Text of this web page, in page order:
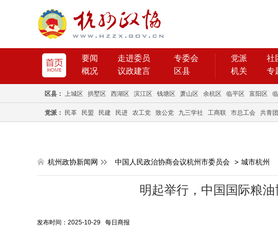
要闻 走进委员
专委会
概况
议政建言 区县
党派 社
机关
专
区县： 上城区 拱墅区 西湖区 滨江区 钱塘区 萧山区 余杭区 临平区 富阳区
党派： 民革 民盟 民建 民进 农工党 致公党 九三学社 工商联 市总工会 共青团
杭州政协新闻网 中国人民政治协商会议杭州市委员会 > 城市杭州
明起举行，中国国际粮
发布时间：2025-10-29 每日商报